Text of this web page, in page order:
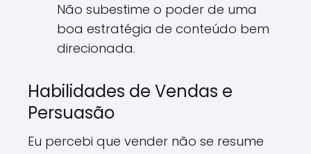
Não subestime o poder de uma
boa estratégia de conteúdo bem
direcionada.
Habilidades de Vendas e
Persuasão
Eu percebi que vender não se resume